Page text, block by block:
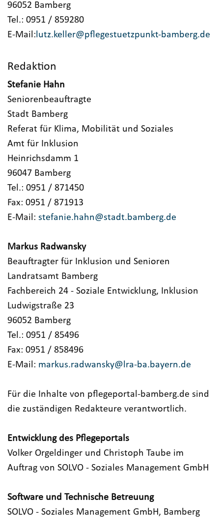
96052 Bamberg
Tel.: 0951 / 859280
E-Mail:lutz.keller@pflegestuetzpunkt-bamberg.de
Redaktion
Stefanie Hahn
Seniorenbeauftragte
Stadt Bamberg
Referat für Klima, Mobilität und Soziales
Amt für Inklusion
Heinrichsdamm 1
96047 Bamberg
Tel.: 0951 / 871450
Fax: 0951 / 871913
E-Mail: stefanie.hahn@stadt.bamberg.de
Markus Radwansky
Beauftragter für Inklusion und Senioren
Landratsamt Bamberg
Fachbereich 24 - Soziale Entwicklung, Inklusion
Ludwigstraße 23
96052 Bamberg
Tel.: 0951 / 85496
Fax: 0951 / 858496
E-Mail: markus.radwansky@lra-ba.bayern.de
Für die Inhalte von pflegeportal-bamberg.de sind
die zuständigen Redakteure verantwortlich.
Entwicklung des Pflegeportals
Volker Orgeldinger und Christoph Taube im
Auftrag von SOLVO - Soziales Management GmbH
Software und Technische Betreuung
SOLVO - Soziales Management GmbH, Bamberg